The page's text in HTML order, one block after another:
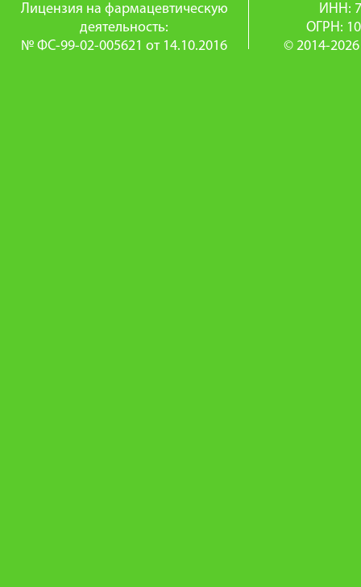
Лицензия на фармацевтическую
деятельность:
№ ФС-99-02-005621 от 14.10.2016
ИНН:
ОГРН:
© 2014-